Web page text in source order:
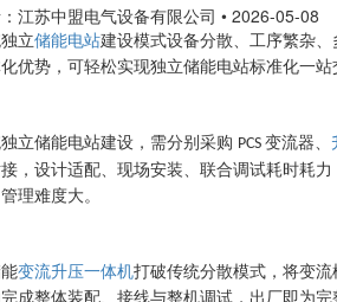
江苏中盟电气设备有限公司 • 2026-05-08
立储能电站建设模式设备分散、工序繁杂
优势，可轻松实现独立储能电站标准化一站
立储能电站建设，需分别采购 PCS 变流器、
接，设计适配、现场安装、联合调试耗时耗
理难度大。
变流升压一体机打破传统分散模式，将变
成整体装配、接线与整机调试，出厂即为